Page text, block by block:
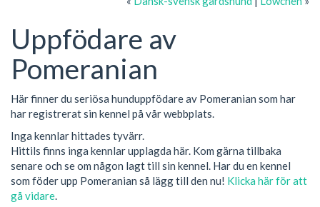
Uppfödare av
Pomeranian
Här finner du seriösa hunduppfödare av Pomeranian som har
har registrerat sin kennel på vår webbplats.
Inga kennlar hittades tyvärr.
Hittils finns inga kennlar upplagda här. Kom gärna tillbaka
senare och se om någon lagt till sin kennel. Har du en kennel
som föder upp Pomeranian så lägg till den nu! Klicka här för att
gå vidare.